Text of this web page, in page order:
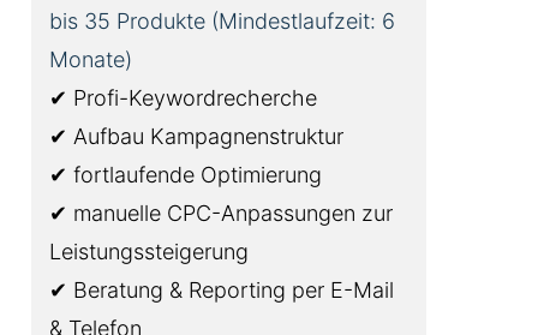
bis 35 Produkte (Mindestlaufzeit: 6
Monate)
✔ Profi-Keywordrecherche
✔ Aufbau Kampagnenstruktur
✔ fortlaufende Optimierung
✔ manuelle CPC-Anpassungen zur
Leistungssteigerung
✔ Beratung & Reporting per E-Mail
& Telefon